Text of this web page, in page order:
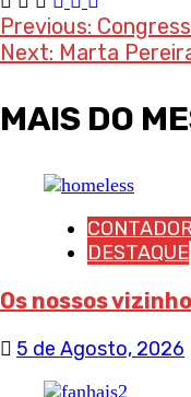
Post
navigation
Previous:
Next: Marta
MAIS DO
DESTAQUE
Os nossos
5 de Agosto, 2026